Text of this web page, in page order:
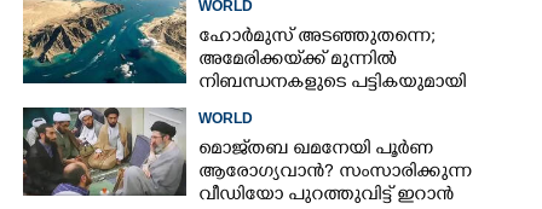
WORLD
ഹോർമുസ് അടഞ്ഞുതന്നെ;
അമേരിക്കയ്‌ക്ക് മുന്നിൽ
നിബന്ധനകളുടെ പട്ടികയുമായി
WORLD
മൊജ്‌തബ ഖമനേയി പൂർണ
ആരോഗ്യവാൻ? സംസാരിക്കുന്ന
വീഡിയോ പുറത്തുവിട്ട് ഇറാൻ